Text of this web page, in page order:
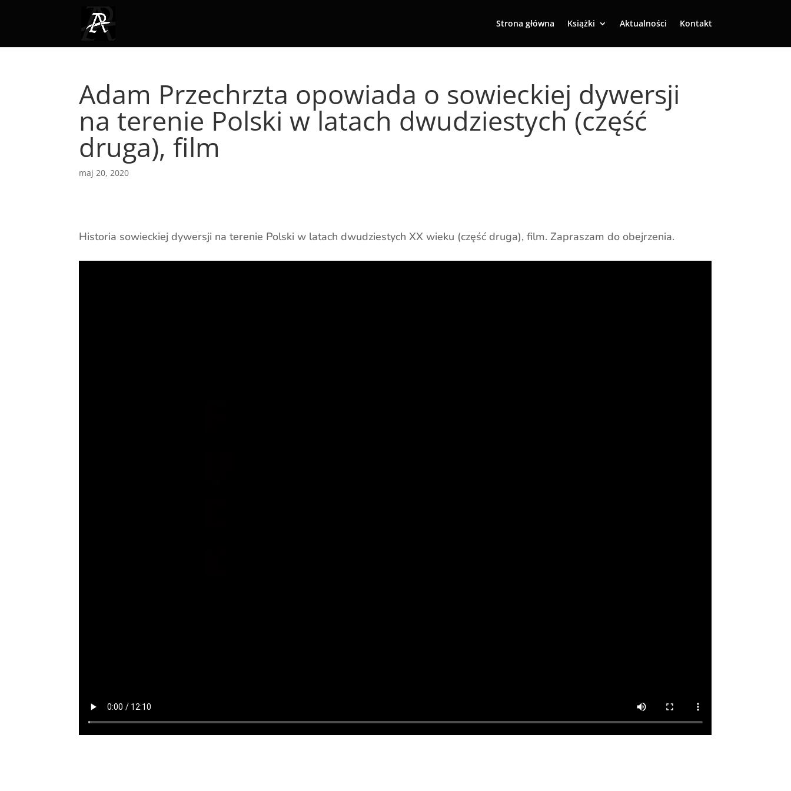
Strona główna Książki Aktualności Kontakt
Adam Przechrzta opowiada o sowieckiej dywersji
na terenie Polski w latach dwudziestych (część
druga), film
maj 20, 2020
Historia sowieckiej dywersji na terenie Polski w latach dwudziestych XX wieku (część druga), film. Zapraszam do obejrzenia.